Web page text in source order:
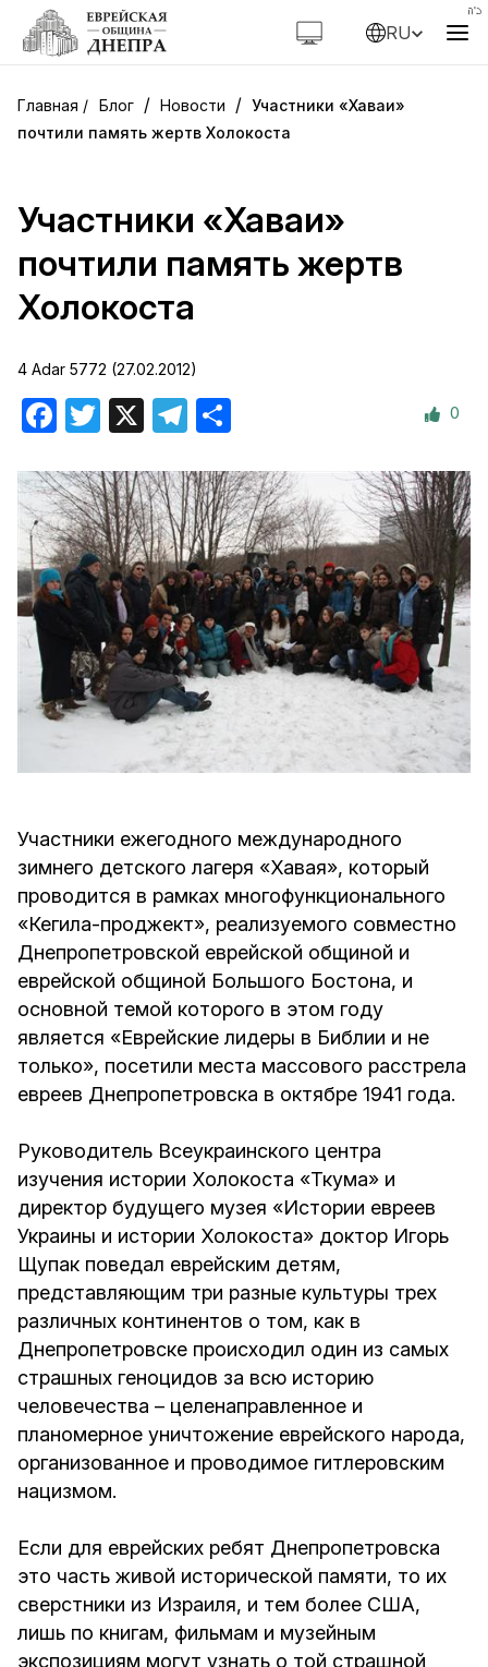
RU
Блог / Новости / Участники «Хаваи»
почтили память жертв Холокоста
Участники «Хаваи»
почтили память жертв
Холокоста
4 Adar 5772 (27.02.2012)
Facebook
Twitter Telegram 0
Участники ежегодного международного
зимнего детского лагеря «Хавая», который
проводится в рамках многофункционального
«Кегила-проджект», реализуемого совместно
Днепропетровской еврейской общиной и
еврейской общиной Большого Бостона, и
основной темой которого в этом году
является «Еврейские лидеры в Библии и не
только», посетили места массового расстрела
евреев Днепропетровска в октябре 1941 года.
Руководитель Всеукраинского центра
изучения истории Холокоста «Ткума» и
директор будущего музея «Истории евреев
Украины и истории Холокоста» доктор Игорь
Щупак поведал еврейским детям,
представляющим три разные культуры трех
различных континентов о том, как в
Днепропетровске происходил один из самых
страшных геноцидов за всю историю
человечества – целенаправленное и
планомерное уничтожение еврейского народа,
организованное и проводимое гитлеровским
нацизмом.
Если для еврейских ребят Днепропетровска
это часть живой исторической памяти, то их
сверстники из Израиля, и тем более США,
лишь по книгам, фильмам и музейным
экспозициям могут узнать о той страшной